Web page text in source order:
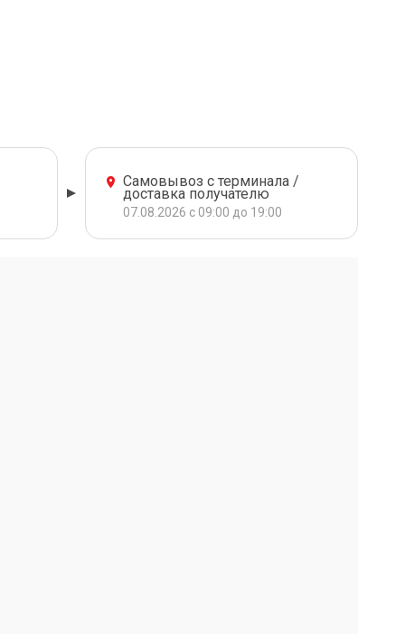
Самовывоз с терминала /
доставка получателю
07.08.2026 с 09:00 до 19:00